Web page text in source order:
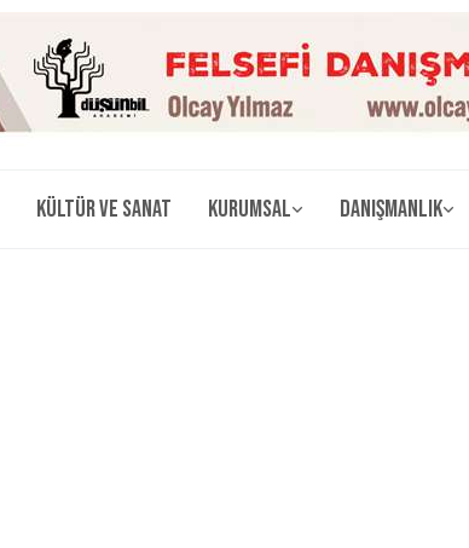
Kültür ve Sanat Kurumsal Danışmanlık